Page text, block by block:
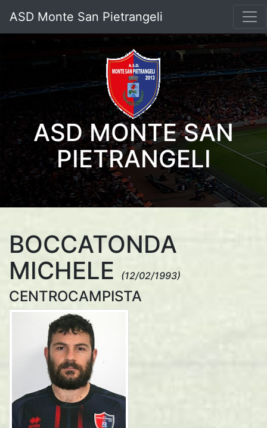
ASD Monte San Pietrangeli
ASD MONTE SAN
PIETRANGELI
BOCCATONDA
MICHELE
(12/02/1993)
CENTROCAMPISTA